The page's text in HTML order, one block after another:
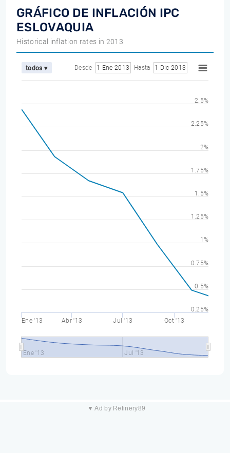
GRÁFICO DE INFLACIÓN IPC
ESLOVAQUIA
Historical inflation rates in 2013
todos ▾ Desde 1 Ene 2013 Hasta 1 Dic 2013
Ene '13 Abr '13 Jul '13 Oct '13
Ene '13 Jul '13
0.25%
0.5%
0.75%
1%
1.25%
1.5%
1.75%
2%
2.25%
2.5%
▼ Ad by Refinery89